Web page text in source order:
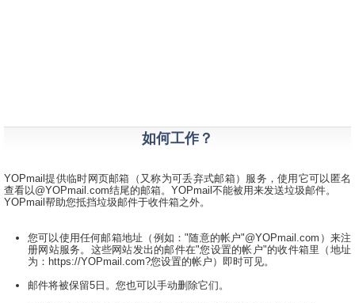
如何工作？
YOPmail提供临时网页邮箱（又称为可丢弃式邮箱）服务，使用它可以匿名
查看以@YOPmail.com结尾的邮箱。YOPmail不能被用来发送垃圾邮件。
YOPmail帮助您抵挡垃圾邮件于收件箱之外。
您可以使用任何邮箱地址（例如："随意的帐户"@YOPmail.com）来注
册网站服务。这些网站发出的邮件在"您设置的帐户"的收件箱里（地址
为：https://YOPmail.com?您设置的帐户）即时可见。
邮件将被保留5日。您也可以手动删除它们。